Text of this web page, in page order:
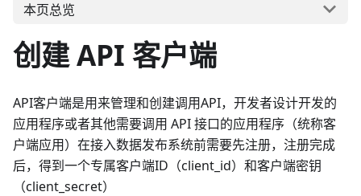
本页总览
创建 API 客户端
API客户端是用来管理和创建调用API，开发者设计开发的
应用程序或者其他需要调用 API 接口的应用程序（统称客
户端应用）在接入数据发布系统前需要先注册，注册完成
后，得到一个专属客户端ID（client_id）和客户端密钥
（client_secret）